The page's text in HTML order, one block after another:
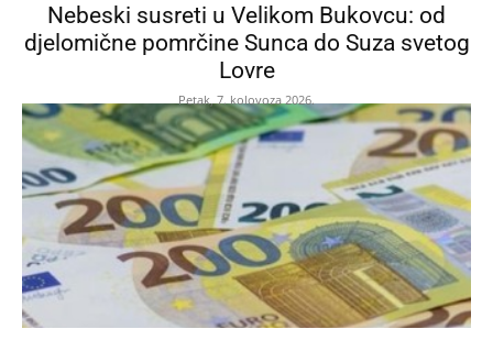
Nebeski susreti u Velikom Bukovcu: od
djelomične pomrčine Sunca do Suza svetog
Lovre
Petak, 7. kolovoza 2026.